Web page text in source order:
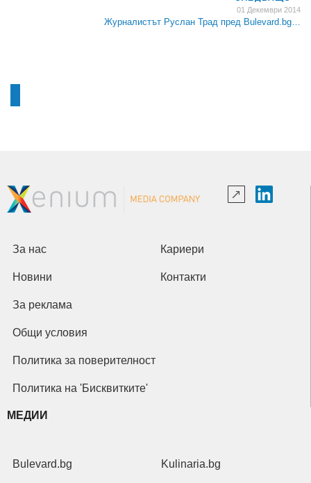
01 Декември 2014
Журналистът Руслан Трад пред Bulevard.bg…
За нас Кариери
Новини Контакти
За реклама
Общи условия
Политика за поверителност
Политика на 'Бисквитките'
МЕДИИ
Bulevard.bg Kulinaria.bg